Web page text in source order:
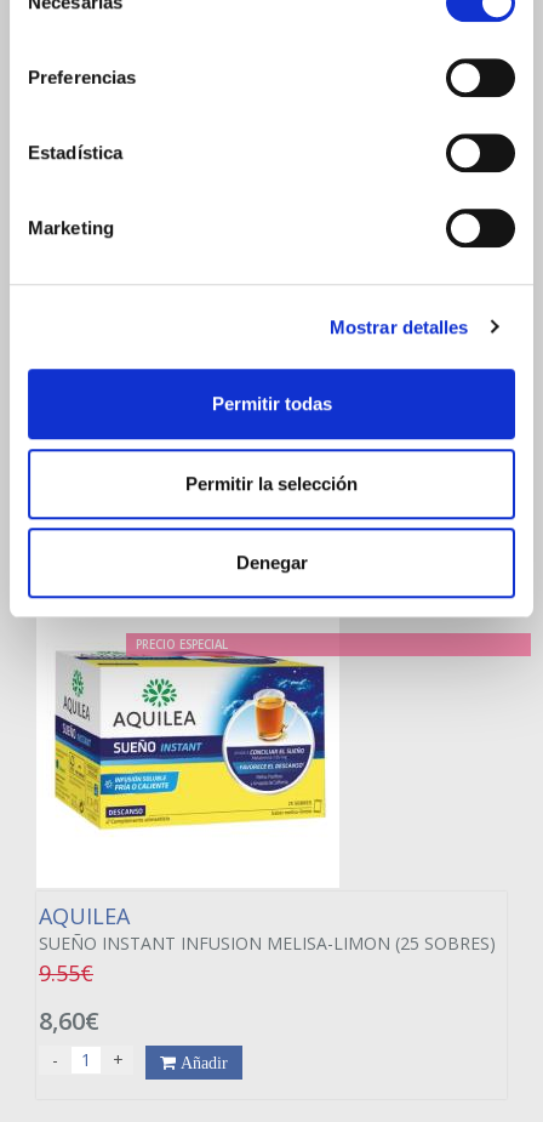
Preferencias
Estadística
Marketing
Mostrar detalles
Permitir todas
Permitir la selección
Denegar
AQUILEA
SUEÑO EXPRESS SPRAY SUBLINGUAL (10ML)
PRECIO ESPECIAL
AQUILEA
SUEÑO INSTANT INFUSION MELISA-LIMON (25 SOBRES)
9.55€
8,60€
- + Añadir